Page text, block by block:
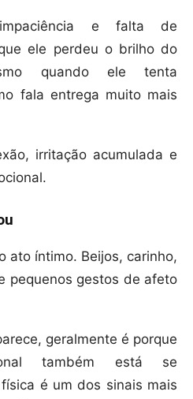
e falta de
ele perdeu o brilho do
quando ele tenta
fala entrega muito mais
irritação acumulada e
ato íntimo. Beijos, carinho,
pequenos gestos de afeto
geralmente é porque
também está se
é um dos sinais mais